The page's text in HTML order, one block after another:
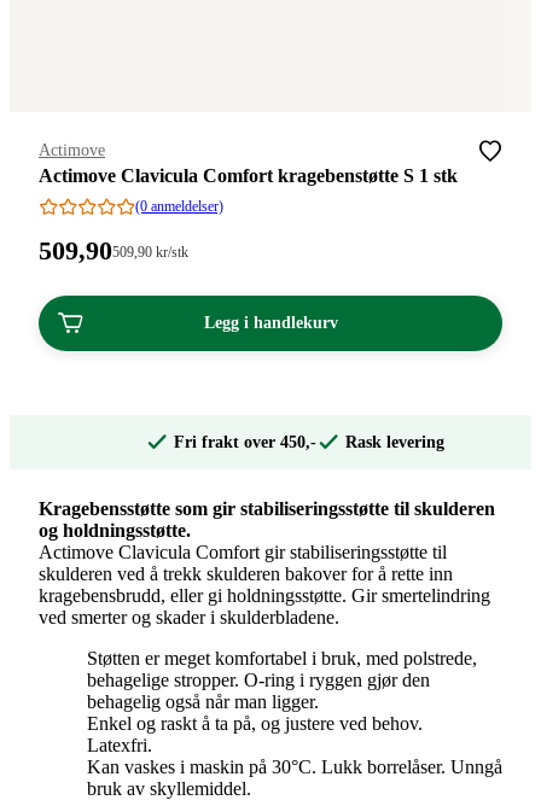
Merke:
Actimove
Actimove Clavicula Comfort kragebenstøtte S 1 stk
(0 anmeldelser)
Pris:
kroner.
509,90Stykkpris:
kroner.
509 ,90 kr/stk
Legg i handlekurv
Fri frakt over 450,- Rask levering
Kragebensstøtte som gir stabiliseringsstøtte til skulderen
og holdningsstøtte.
Actimove Clavicula Comfort gir stabiliseringsstøtte til
skulderen ved å trekk skulderen bakover for å rette inn
kragebensbrudd, eller gi holdningsstøtte. Gir smertelindring
ved smerter og skader i skulderbladene.
Støtten er meget komfortabel i bruk, med polstrede,
behagelige stropper. O-ring i ryggen gjør den
behagelig også når man ligger.
Enkel og raskt å ta på, og justere ved behov.
Latexfri.
Kan vaskes i maskin på 30°C. Lukk borrelåser. Unngå
bruk av skyllemiddel.